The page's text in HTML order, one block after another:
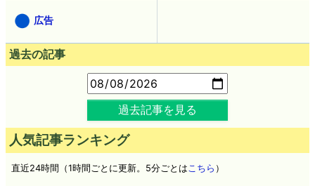
広告
過去の記事
過去記事を見る
人気記事ランキング
直近24時間（1時間ごとに更新。5分ごとはこちら ）